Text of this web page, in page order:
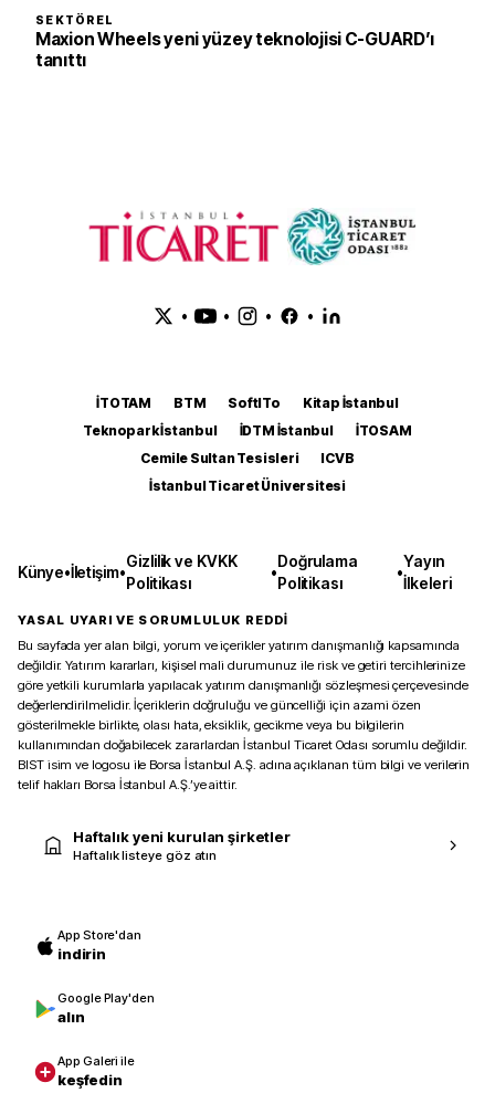
SEKTÖREL
Maxion Wheels yeni yüzey teknolojisi C-GUARD’ı
tanıttı
• • • •
İTOTAM BTM SoftITo
Kitap İstanbul
Teknopark İstanbul
İDTM İstanbul
İTOSAM
Cemile Sultan Tesisleri
ICVB
İstanbul Ticaret Üniversitesi
Künye•İletişim•
Gizlilik ve KVKK
Politikası
•
Doğrulama
Politikası
•
Yayın
İlkeleri
YASAL UYARI VE SORUMLULUK REDDİ
Bu sayfada yer alan bilgi, yorum ve içerikler yatırım danışmanlığı kapsamında
değildir. Yatırım kararları, kişisel mali durumunuz ile risk ve getiri tercihlerinize
göre yetkili kurumlarla yapılacak yatırım danışmanlığı sözleşmesi çerçevesinde
değerlendirilmelidir. İçeriklerin doğruluğu ve güncelliği için azami özen
gösterilmekle birlikte, olası hata, eksiklik, gecikme veya bu bilgilerin
kullanımından doğabilecek zararlardan İstanbul Ticaret Odası sorumlu değildir.
BIST isim ve logosu ile Borsa İstanbul A.Ş. adına açıklanan tüm bilgi ve verilerin
telif hakları Borsa İstanbul A.Ş.’ye aittir.
Haftalık yeni kurulan şirketler
Haftalık listeye göz atın
App Store'dan
indirin
Google Play'den
alın
App Galeri ile
keşfedin